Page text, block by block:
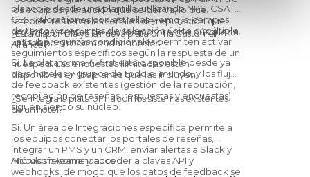
los equipos y la acción que se deriva, lo que
también refuerza las señales de reputación que
hoy los asistentes de AI y los motores de búsqueda
utilizan para recomendar hoteles.
blanco o desde una plantilla, utilizando NPS, CSAT,
CES, valoraciones con estrellas y emojis, campos
de texto y preguntas de selección única o múltiple.
Las subpreguntas condicionales permiten activar
seguimientos específicos según la respuesta de un
huésped. Las encuestas ilimitadas están
disponibles en los planes que las incluyen.
¿Está disponible ya la nueva plataforma Customer
Alliance?
Sí. La plataforma AI-first está disponible desde ya
para hoteles y grupos de todo el mundo, y los flujos
de feedback existentes (gestión de la reputación,
recopilación de reseñas, respuestas y encuestas)
siguen siendo su núcleo.
¿Se integra la plataforma con los sistemas existentes
de un hotel?
Sí. Un área de Integraciones específica permite a
los equipos conectar los portales de reseñas,
integrar un PMS y un CRM, enviar alertas a Slack y
Microsoft Teams y acceder a claves API y
webhooks, de modo que los datos de feedback se
Artículos recomendados